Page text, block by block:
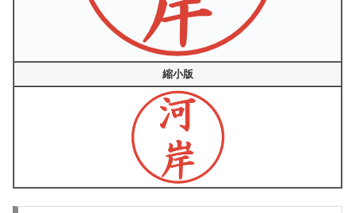
縮小版